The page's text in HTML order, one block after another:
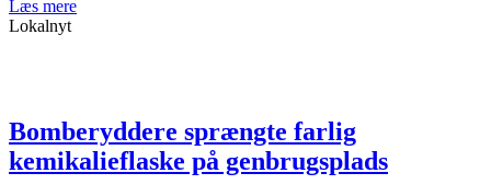
Læs mere
Lokalnyt
Bomberyddere sprængte farlig
kemikalieflaske på genbrugsplads